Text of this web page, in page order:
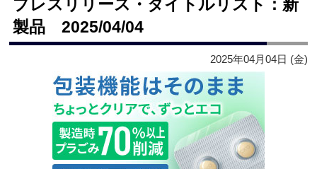
プレスリリース・タイトルリスト：新
製品 2025/04/04
2025年04月04日 (金)